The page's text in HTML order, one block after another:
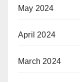
May 2024
April 2024
March 2024